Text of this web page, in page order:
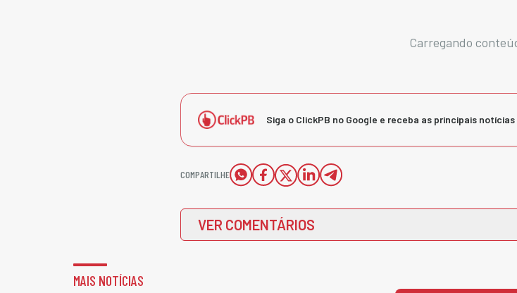
Carregando
Siga o ClickPB no Google e receba as principais
COMPARTILHE
VER COMENTÁRIOS
MAIS NOTÍCIAS